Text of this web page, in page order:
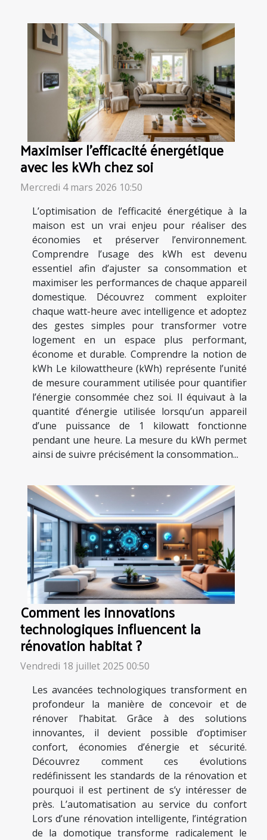
Maximiser l'efficacité énergétique
avec les kWh chez soi
Mercredi 4 mars 2026 10:50
L’optimisation de l’efficacité énergétique à la
maison est un vrai enjeu pour réaliser des
économies et préserver l’environnement.
Comprendre l’usage des kWh est devenu
essentiel afin d’ajuster sa consommation et
maximiser les performances de chaque appareil
domestique. Découvrez comment exploiter
chaque watt-heure avec intelligence et adoptez
des gestes simples pour transformer votre
logement en un espace plus performant,
économe et durable. Comprendre la notion de
kWh Le kilowattheure (kWh) représente l’unité
de mesure couramment utilisée pour quantifier
l’énergie consommée chez soi. Il équivaut à la
quantité d’énergie utilisée lorsqu’un appareil
d’une puissance de 1 kilowatt fonctionne
pendant une heure. La mesure du kWh permet
ainsi de suivre précisément la consommation...
Comment les innovations
technologiques influencent la
rénovation habitat ?
Vendredi 18 juillet 2025 00:50
Les avancées technologiques transforment en
profondeur la manière de concevoir et de
rénover l’habitat. Grâce à des solutions
innovantes, il devient possible d’optimiser
confort, économies d’énergie et sécurité.
Découvrez comment ces évolutions
redéfinissent les standards de la rénovation et
pourquoi il est pertinent de s’y intéresser de
près. L’automatisation au service du confort
Lors d’une rénovation intelligente, l’intégration
de la domotique transforme radicalement le